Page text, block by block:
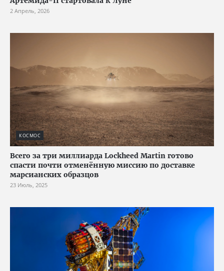
2 Апрель, 2026
КОСМОС
Всего за три миллиарда Lockheed Martin готово
спасти почти отменённую миссию по доставке
марсианских образцов
23 Июль, 2025